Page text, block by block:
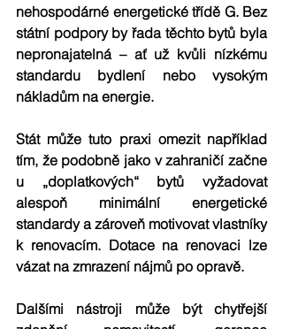
nehospodárné energetické třídě G. Bez
státní podpory by řada těchto bytů byla
nepronajatelná – ať už kvůli nízkému
standardu bydlení nebo vysokým
nákladům na energie.
Stát může tuto praxi omezit například
tím, že podobně jako v zahraničí začne
u „doplatkových“ bytů vyžadovat
alespoň minimální energetické
standardy a zároveň motivovat vlastníky
k renovacím. Dotace na renovaci lze
vázat na zmrazení nájmů po opravě.
Dalšími nástroji může být chytřejší